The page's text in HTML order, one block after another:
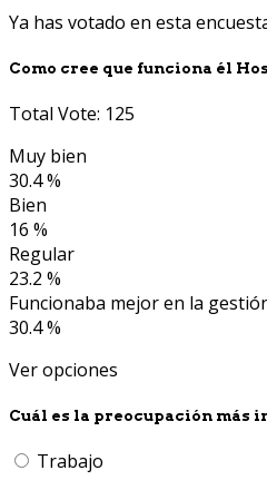
Ya has votado en esta
Como cree que funciona él
Total Vote: 125
Muy bien
30.4 %
Bien
16 %
Regular
23.2 %
Funcionaba mejor en la
30.4 %
Ver opciones
Cuál es la preocupación más
Trabajo